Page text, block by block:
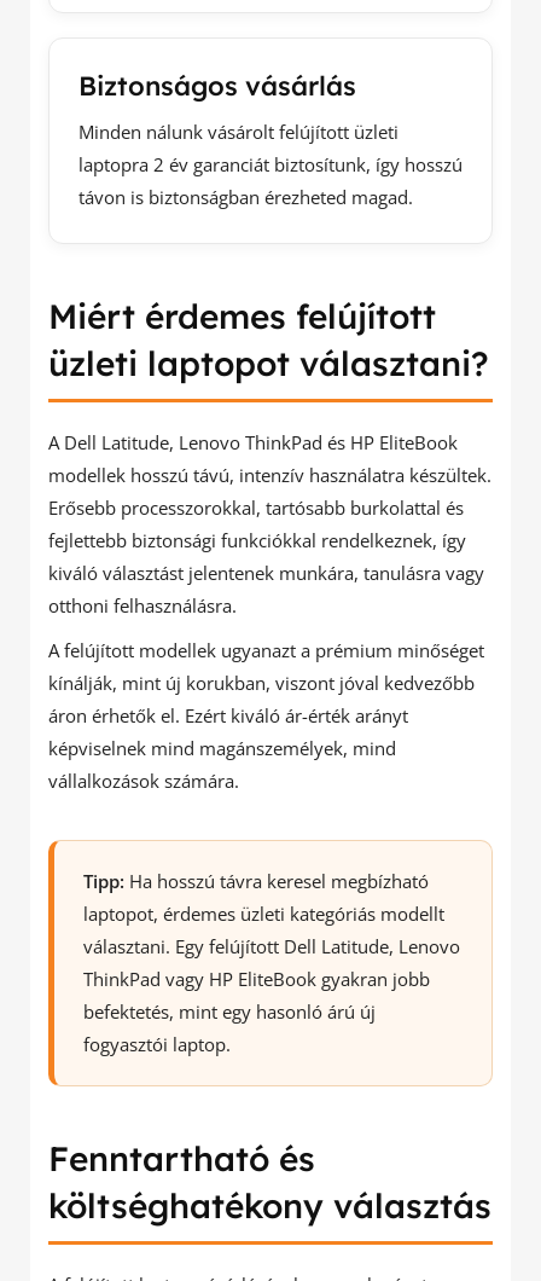
Biztonságos vásárlás
Minden nálunk vásárolt felújított üzleti
laptopra 2 év garanciát biztosítunk, így hosszú
távon is biztonságban érezheted magad.
Miért érdemes felújított
üzleti laptopot választani?
A Dell Latitude, Lenovo ThinkPad és HP EliteBook
modellek hosszú távú, intenzív használatra készültek.
Erősebb processzorokkal, tartósabb burkolattal és
fejlettebb biztonsági funkciókkal rendelkeznek, így
kiváló választást jelentenek munkára, tanulásra vagy
otthoni felhasználásra.
A felújított modellek ugyanazt a prémium minőséget
kínálják, mint új korukban, viszont jóval kedvezőbb
áron érhetők el. Ezért kiváló ár-érték arányt
képviselnek mind magánszemélyek, mind
vállalkozások számára.
Tipp: Ha hosszú távra keresel megbízható
laptopot, érdemes üzleti kategóriás modellt
választani. Egy felújított Dell Latitude, Lenovo
ThinkPad vagy HP EliteBook gyakran jobb
befektetés, mint egy hasonló árú új
fogyasztói laptop.
Fenntartható és
költséghatékony választás